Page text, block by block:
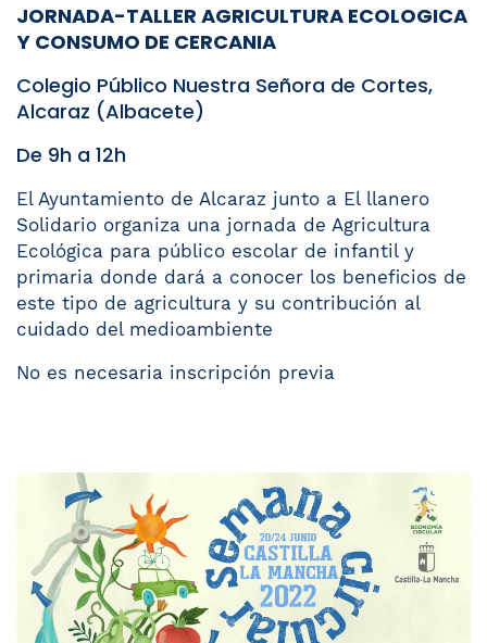
JORNADA-TALLER AGRICULTURA ECOLOGICA
Y CONSUMO DE CERCANIA
Colegio Público Nuestra Señora de Cortes,
Alcaraz (Albacete)
De 9h a 12h
El Ayuntamiento de Alcaraz junto a El llanero
Solidario organiza una jornada de Agricultura
Ecológica para público escolar de infantil y
primaria donde dará a conocer los beneficios de
este tipo de agricultura y su contribución al
cuidado del medioambiente
No es necesaria inscripción previa